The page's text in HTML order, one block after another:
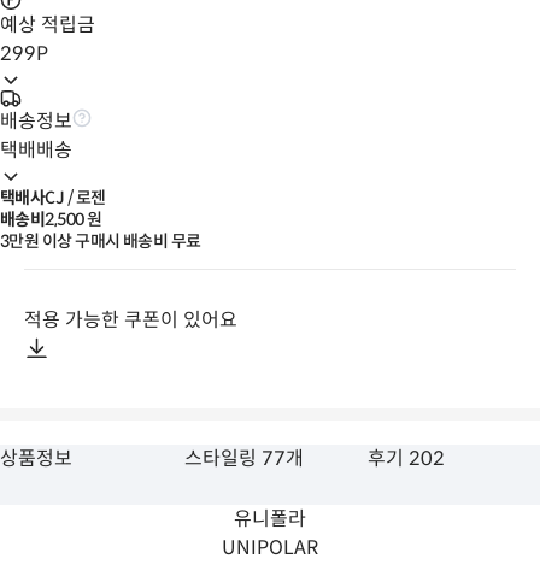
예상 적립금
299P
배송정보
택배배송
택배사CJ / 로젠
배송비2,500 원
3만원 이상 구매시 배송비 무료
적용 가능한 쿠폰이 있어요
상품정보 스타일링 77개 후기 202
유니폴라
UNIPOLAR